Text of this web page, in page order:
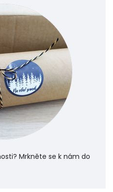
Mrkněte se k nám do